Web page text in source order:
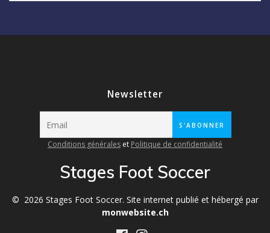
Newsletter
Conditions générales et Politique de confidentialité
Stages Foot Soccer
© 2026 Stages Foot Soccer. Site internet publié et hébergé par
monwebsite.ch